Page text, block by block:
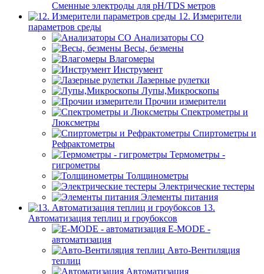
Сменные электроды для pH/TDS метров
12. Измерители
параметров среды
Анализаторы CO
Весы, безмены
Влагомеры
Инструмент
Лазерные рулетки
Лупы,Микроскопы
Прочии измерители
Спектрометры и
Люксметры
Спиртометры и
Рефрактометры
Термометры -
гигрометры
Толщинометры
Электрические тестеры
Элементы питания
13.
Автоматизация теплиц и гроубоксов
E-MODE -
автоматизация
Авто-Вентиляция
теплиц
Автоматизация